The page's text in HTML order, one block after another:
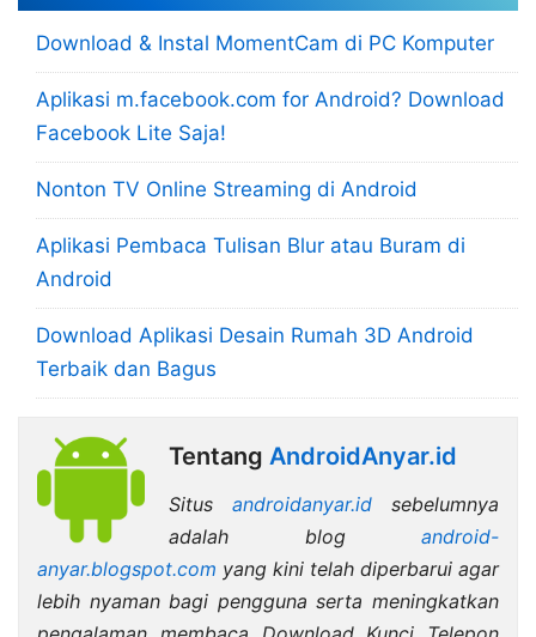
Download & Instal MomentCam di PC Komputer
Aplikasi m.facebook.com for Android? Download
Facebook Lite Saja!
Nonton TV Online Streaming di Android
Aplikasi Pembaca Tulisan Blur atau Buram di
Android
Download Aplikasi Desain Rumah 3D Android
Terbaik dan Bagus
Tentang AndroidAnyar.id
Situs androidanyar.id sebelumnya
adalah blog android-
anyar.blogspot.com yang kini telah diperbarui agar
lebih nyaman bagi pengguna serta meningkatkan